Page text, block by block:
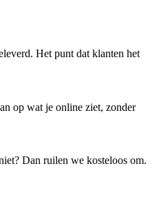
Het punt dat klanten het
op wat je online ziet, zonder
Dan ruilen we kosteloos om.